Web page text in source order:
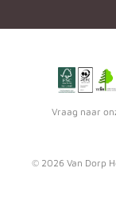
Vraag naar
© 2026 Van Dorp